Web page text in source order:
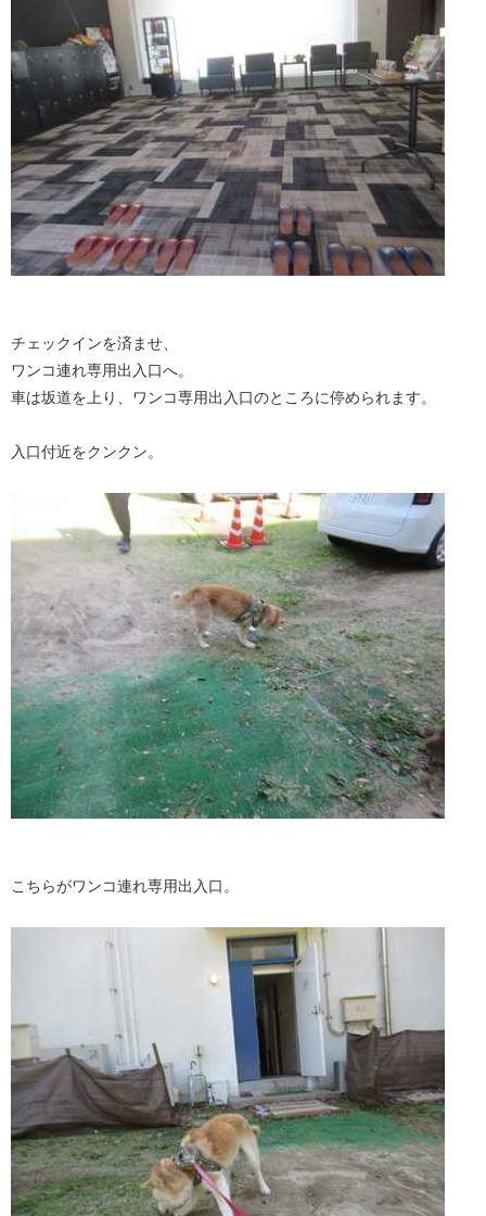
チェックインを済ませ、
ワンコ連れ専用出入口へ。
車は坂道を上り、ワンコ専用出入口のところに停められます。
入口付近をクンクン。
こちらがワンコ連れ専用出入口。